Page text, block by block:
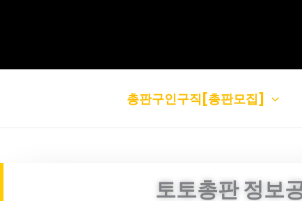
총판구인구직[총판모집]
토토총판 정보